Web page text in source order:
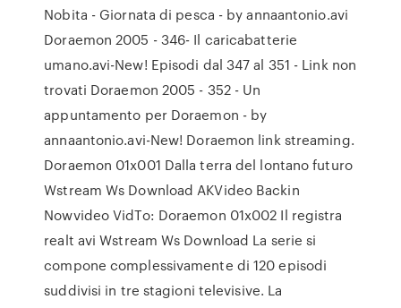
Nobita - Giornata di pesca - by annaantonio.avi
Doraemon 2005 - 346- Il caricabatterie
umano.avi-New! Episodi dal 347 al 351 - Link non
trovati Doraemon 2005 - 352 - Un
appuntamento per Doraemon - by
annaantonio.avi-New! Doraemon link streaming.
Doraemon 01x001 Dalla terra del lontano futuro
Wstream Ws Download AKVideo Backin
Nowvideo VidTo: Doraemon 01x002 Il registra
realt avi Wstream Ws Download La serie si
compone complessivamente di 120 episodi
suddivisi in tre stagioni televisive. La